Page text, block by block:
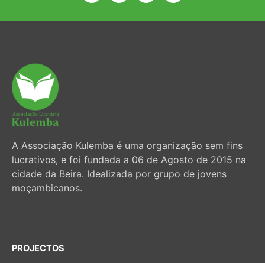
A Associação Kulemba é uma organização sem fins
lucrativos, e foi fundada a 06 de Agosto de 2015 na
cidade da Beira. Idealizada por grupo de jovens
moçambicanos.
PROJECTOS